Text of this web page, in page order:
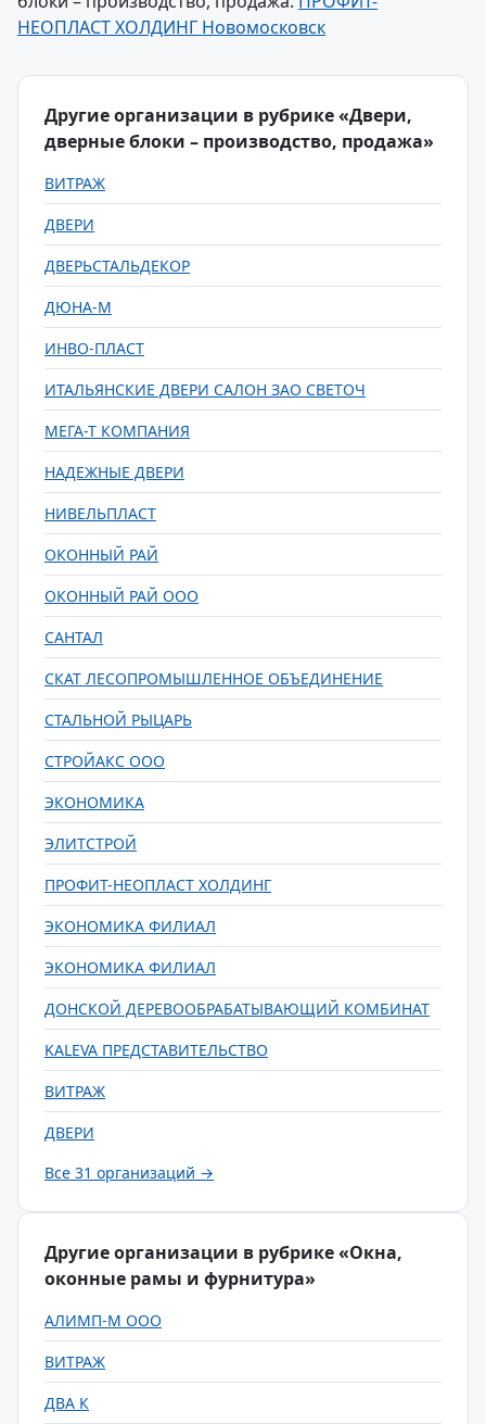
НЕОПЛАСТ ХОЛДИНГ Новомосковск
Другие организации в рубрике «Двери,
дверные блоки – производство, продажа»
ВИТРАЖ
ДВЕРИ
ДВЕРЬСТАЛЬДЕКОР
ДЮНА-М
ИНВО-ПЛАСТ
ИТАЛЬЯНСКИЕ ДВЕРИ САЛОН ЗАО СВЕТОЧ
МЕГА-Т КОМПАНИЯ
НАДЕЖНЫЕ ДВЕРИ
НИВЕЛЬПЛАСТ
ОКОННЫЙ РАЙ
ОКОННЫЙ РАЙ ООО
САНТАЛ
СКАТ ЛЕСОПРОМЫШЛЕННОЕ ОБЪЕДИНЕНИЕ
СТАЛЬНОЙ РЫЦАРЬ
СТРОЙАКС ООО
ЭКОНОМИКА
ЭЛИТСТРОЙ
ПРОФИТ-НЕОПЛАСТ ХОЛДИНГ
ЭКОНОМИКА ФИЛИАЛ
ЭКОНОМИКА ФИЛИАЛ
ДОНСКОЙ ДЕРЕВООБРАБАТЫВАЮЩИЙ КОМБИНАТ
KALEVA ПРЕДСТАВИТЕЛЬСТВО
ВИТРАЖ
ДВЕРИ
Все 31 организаций →
Другие организации в рубрике «Окна,
оконные рамы и фурнитура»
АЛИМП-М ООО
ВИТРАЖ
ДВА К